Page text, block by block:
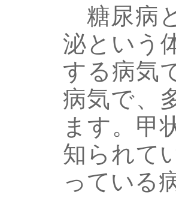
糖尿病
泌という
する病気
病気で、
ます。甲
知られて
っている